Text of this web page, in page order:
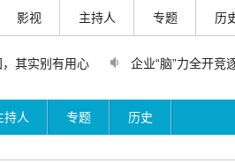
影视 主持人 专题 历
实别有用心 企业“脑”力全开竞逐
持人 专题 历史